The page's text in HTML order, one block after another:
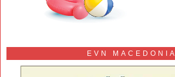
EVN MACEDONIA